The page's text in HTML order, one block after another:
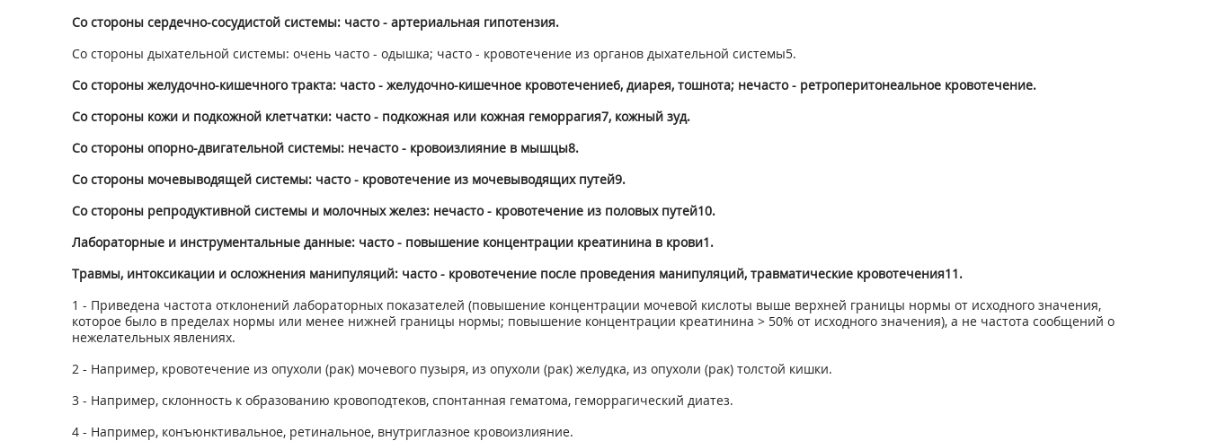
Со стороны сердечно-сосудистой системы: часто - артериальная гипотензия.
Со стороны дыхательной системы: очень часто - одышка; часто - кровотечение из органов дыхательной системы5.
Со стороны желудочно-кишечного тракта: часто - желудочно-кишечное кровотечение6, диарея, тошнота; нечасто - ретроперитонеальное кровотечение.
Со стороны кожи и подкожной клетчатки: часто - подкожная или кожная геморрагия7, кожный зуд.
Со стороны опорно-двигательной системы: нечасто - кровоизлияние в мышцы8.
Со стороны мочевыводящей системы: часто - кровотечение из мочевыводящих путей9.
Со стороны репродуктивной системы и молочных желез: нечасто - кровотечение из половых путей10.
Лабораторные и инструментальные данные: часто - повышение концентрации креатинина в крови1.
Травмы, интоксикации и осложнения манипуляций: часто - кровотечение после проведения манипуляций, травматические кровотечения11.
1 - Приведена частота отклонений лабораторных показателей (повышение концентрации мочевой кислоты выше верхней границы нормы от исходного значения,
которое было в пределах нормы или менее нижней границы нормы; повышение концентрации креатинина > 50% от исходного значения), а не частота сообщений о
нежелательных явлениях.
2- Например, кровотечение из опухоли (рак) мочевого пузыря, из опухоли (рак) желудка, из опухоли (рак) толстой кишки.
3- Например, склонность к образованию кровоподтеков, спонтанная гематома, геморрагический диатез.
4- Например, конъюнктивальное, ретинальное, внутриглазное кровоизлияние.